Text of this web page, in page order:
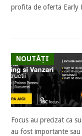
profita de oferta Early
NOUTĂȚI
Focus au precizat ca
au fost importante